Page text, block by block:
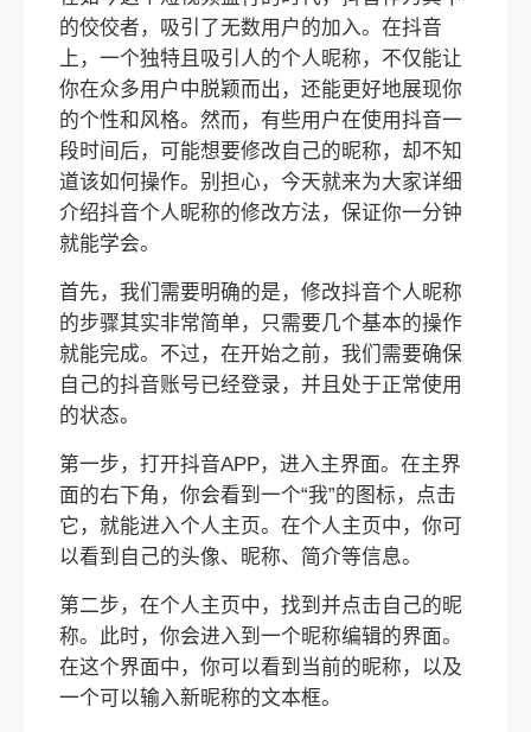
的佼佼者，吸引了无数用户的加入。在抖音
上，一个独特且吸引人的个人昵称，不仅能让
你在众多用户中脱颖而出，还能更好地展现你
的个性和风格。然而，有些用户在使用抖音一
段时间后，可能想要修改自己的昵称，却不知
道该如何操作。别担心，今天就来为大家详细
介绍抖音个人昵称的修改方法，保证你一分钟
就能学会。
首先，我们需要明确的是，修改抖音个人昵称
的步骤其实非常简单，只需要几个基本的操作
就能完成。不过，在开始之前，我们需要确保
自己的抖音账号已经登录，并且处于正常使用
的状态。
第一步，打开抖音APP，进入主界面。在主界
面的右下角，你会看到一个“我”的图标，点击
它，就能进入个人主页。在个人主页中，你可
以看到自己的头像、昵称、简介等信息。
第二步，在个人主页中，找到并点击自己的昵
称。此时，你会进入到一个昵称编辑的界面。
在这个界面中，你可以看到当前的昵称，以及
一个可以输入新昵称的文本框。